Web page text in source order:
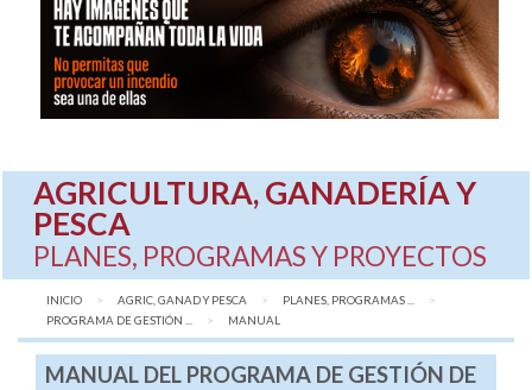
AGRICULTURA, GANADERÍA Y
PESCA
PLANES, PROGRAMAS Y PROYECTOS
INICIO AGRIC, GANAD Y PESCA
PLANES, PROGRAMAS ...
PROGRAMA DE GESTIÓN ...
AQUÍ:
MANUAL
MANUAL DEL PROGRAMA DE GESTIÓN DE